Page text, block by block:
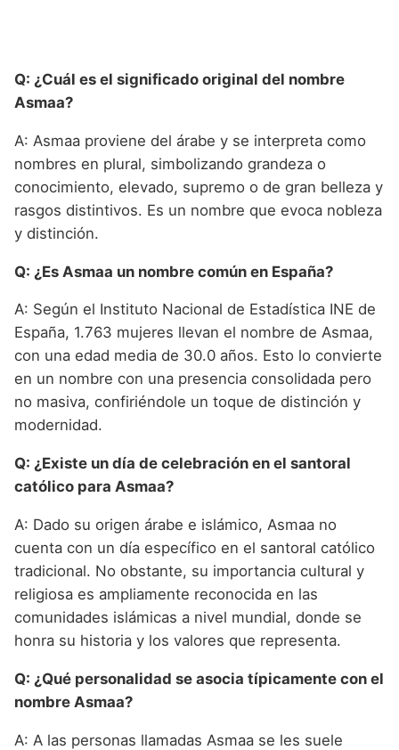
Q: ¿Cuál es el significado original del nombre
Asmaa?
A: Asmaa proviene del árabe y se interpreta como
nombres en plural, simbolizando grandeza o
conocimiento, elevado, supremo o de gran belleza y
rasgos distintivos. Es un nombre que evoca nobleza
y distinción.
Q: ¿Es Asmaa un nombre común en España?
A: Según el Instituto Nacional de Estadística INE de
España, 1.763 mujeres llevan el nombre de Asmaa,
con una edad media de 30.0 años. Esto lo convierte
en un nombre con una presencia consolidada pero
no masiva, confiriéndole un toque de distinción y
modernidad.
Q: ¿Existe un día de celebración en el santoral
católico para Asmaa?
A: Dado su origen árabe e islámico, Asmaa no
cuenta con un día específico en el santoral católico
tradicional. No obstante, su importancia cultural y
religiosa es ampliamente reconocida en las
comunidades islámicas a nivel mundial, donde se
honra su historia y los valores que representa.
Q: ¿Qué personalidad se asocia típicamente con el
nombre Asmaa?
A: A las personas llamadas Asmaa se les suele